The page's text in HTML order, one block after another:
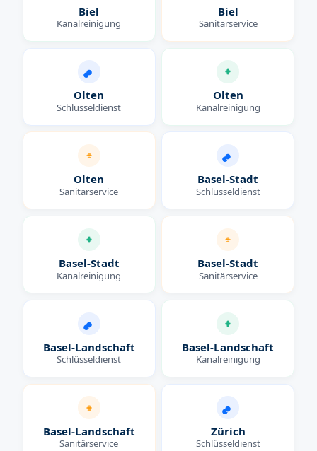
Biel
Kanalreinigung
Biel
Sanitärservice
Olten
Schlüsseldienst
Olten
Kanalreinigung
Olten
Sanitärservice
Basel-Stadt
Schlüsseldienst
Basel-Stadt
Kanalreinigung
Basel-Stadt
Sanitärservice
Basel-Landschaft
Schlüsseldienst
Basel-Landschaft
Kanalreinigung
Basel-Landschaft
Sanitärservice
Zürich
Schlüsseldienst